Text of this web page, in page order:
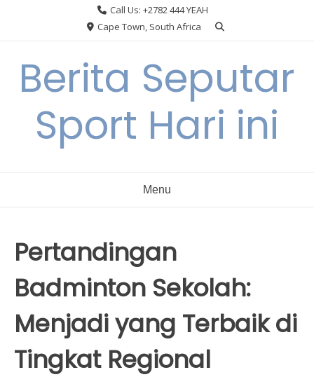
Call Us: +2782 444 YEAH
Cape Town, South Africa
Berita Seputar
Sport Hari ini
Menu
Pertandingan
Badminton Sekolah:
Menjadi yang Terbaik di
Tingkat Regional